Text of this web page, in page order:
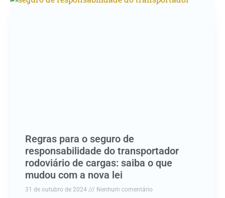
Regras para o seguro de
responsabilidade do transportador
rodoviário de cargas: saiba o que
mudou com a nova lei
31 de outubro de 2024 Nenhum comentário